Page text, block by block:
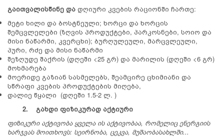
გაითვალისწინე და დღიური კვების რაციონში ჩართე:
მეტი ხილი და ბოსტნეული; ხორცი და ხორცის
შემცვლელები (ზღვის პროდუქტები, პარკოსნები, სოიო და
მისი ნაწარმი, კვერცხი); ბურღულეული, მარცვლეული,
პური, რძე და მისი ნაწარმი
შეზღუდე შაქრის (დღეში <25 გრ) და მარილის (დღეში <6 გრ)
მოხმარება
მოერიდე გაზიან სასმელებს, შეამცირე ცხიმიანი და
სწრაფი კვების პროდუქტების მიღება,
დალიე წყალი (დღეში 1.5-2 ლ. )
2. გახდი ფიზიკურად აქტიური
ფიზიკური აქტივობა ყველა ის აქტივობაა, რომელიც ენერგიის
ხარჯვას მოითხოვს: სეირნობა, ცეკვა, მუშაობასახლში...